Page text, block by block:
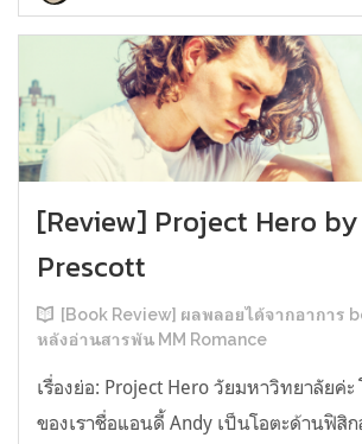
[Review] Project Hero
Prescott
[Book Review] ผลพลอยได้จากอาการ
หลังอ่านสารพัน MM Romance
เรื่องย่อ: Project Hero วัยมหาวิทยาลัยค่
ของเราชื่อแอนดี้ Andy เป็นโอตะด้านฟิสิ